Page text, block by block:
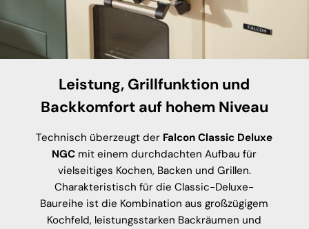
Leistung, Grillfunktion und
Backkomfort auf hohem Niveau
Technisch überzeugt der Falcon Classic Deluxe
NGC mit einem durchdachten Aufbau für
vielseitiges Kochen, Backen und Grillen.
Charakteristisch für die Classic-Deluxe-
Baureihe ist die Kombination aus großzügigem
Kochfeld, leistungsstarken Backräumen und